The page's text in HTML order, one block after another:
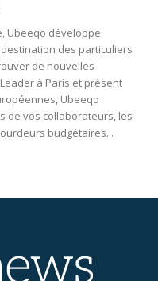
Ubeeqo développe
des particuliers
de nouvelles
à Paris et présent
Ubeeqo
de vos collaborateurs, les
budgétaires...